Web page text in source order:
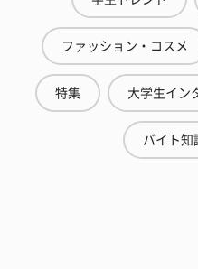
ファッション・コスメ
特集 大学生イン
バイト知